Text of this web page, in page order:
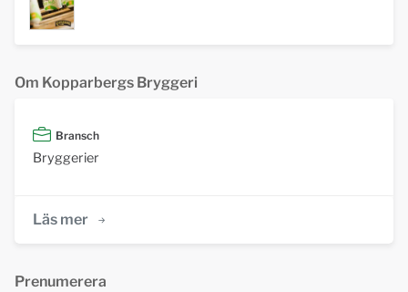
Om Kopparbergs Bryggeri
Bransch
Bryggerier
Läs mer
Prenumerera